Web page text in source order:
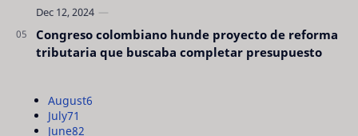
Congreso colombiano hunde proyecto de reforma
tributaria que buscaba completar presupuesto
August6
July71
June82